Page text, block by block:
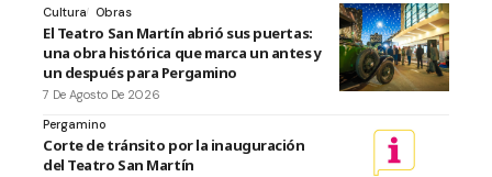
Cultura Obras
El Teatro San Martín abrió sus puertas:
una obra histórica que marca un antes y
un después para Pergamino
7 De Agosto De 2026
Pergamino
Corte de tránsito por la inauguración
del Teatro San Martín